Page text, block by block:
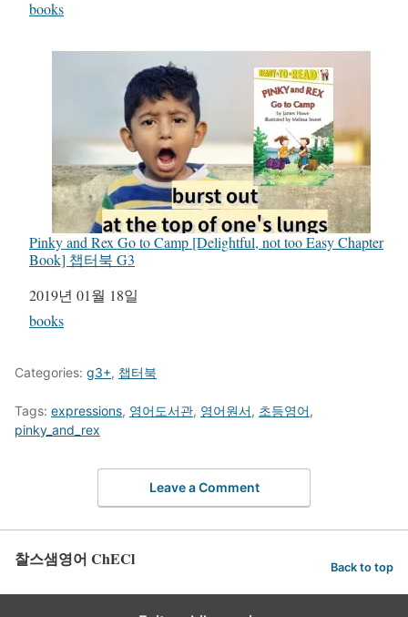
관련 항목
books
Pinky and Rex Go to Camp [Delightful, not too Easy Chapter
Book] 챕터북 G3
일자
2019년 01월 18일
관련 항목
books
Categories: g3+, 챕터북
Tags: expressions, 영어도서관, 영어원서, 초등영어,
pinky_and_rex
Leave a Comment
찰스샘영어 ChECl Back to top